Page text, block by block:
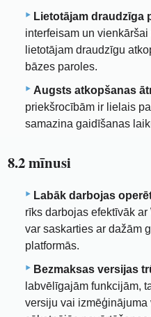
Lietotājam draudzīga
interfeisam un
lietotājam draudzīgu
bāzes paroles.
Augsts atkopšanas
priekšrocībām ir lielais
samazina gaidīšanas
8.2 mīnusi
Labāk darbojas
rīks darbojas efektīvāk
var saskarties ar dažām
platformās.
Bezmaksas versijas
labvēlīgajām funkcijām,
versiju vai